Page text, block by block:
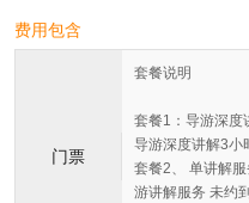
费用包含
门票
套餐说明
套餐1：导游深度
导游深度讲解3小
套餐2、 单讲解
游讲解服务 未约